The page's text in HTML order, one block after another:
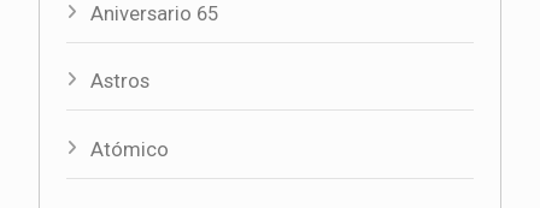
Aniversario 65
Astros
Atómico